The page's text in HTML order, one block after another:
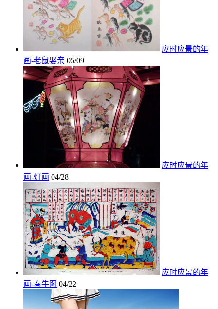
应时应景的年
画-老鼠娶亲 05/09
应时应景的年
画-灯画 04/28
应时应景的年
画-春牛图 04/22